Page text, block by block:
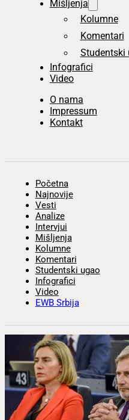
Mišljenja
Kolumne
Komentari
Studentski
Infografici
Video
O nama
Impressum
Kontakt
Početna
Najnovije
Vesti
Analize
Intervjui
Mišljenja
Kolumne
Komentari
Studentski ugao
Infografici
Video
EWB Srbija